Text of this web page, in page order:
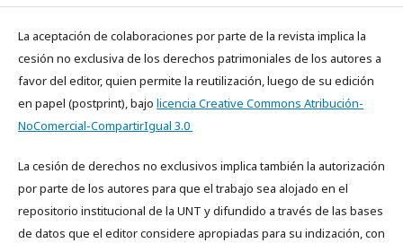
La aceptación de colaboraciones por parte de la revista implica la
cesión no exclusiva de los derechos patrimoniales de los autores a
favor del editor, quien permite la reutilización, luego de su edición
en papel (postprint), bajo licencia Creative Commons Atribución-
NoComercial-CompartirIgual 3.0
La cesión de derechos no exclusivos implica también la autorización
por parte de los autores para que el trabajo sea alojado en el
repositorio institucional de la UNT y difundido a través de las bases
de datos que el editor considere apropiadas para su indización, con